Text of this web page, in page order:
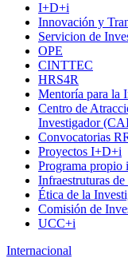
I+D+i
Innovación y
Servicion de
OPE
CINTTEC
HRS4R
Mentoría para la
Centro de
Investigador
Convocatorias
Proyectos I+D+i
Programa propio
Infraestruturas
Ética de la
Comisión de
UCC+i
Internacional